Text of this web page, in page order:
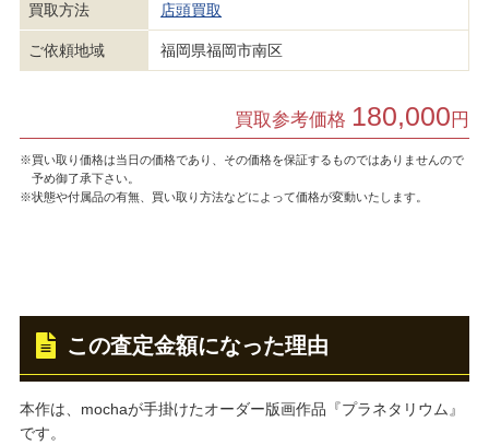
買取方法 店頭買取
ご依頼地域 福岡県福岡市南区
買取参考価格 180,000 円
※買い取り価格は当日の価格であり、その価格を保証するものではありませんので
予め御了承下さい。
※状態や付属品の有無、買い取り方法などによって価格が変動いたします。
この査定金額になった理由
本作は、mochaが手掛けたオーダー版画作品『プラネタリウム』
です。